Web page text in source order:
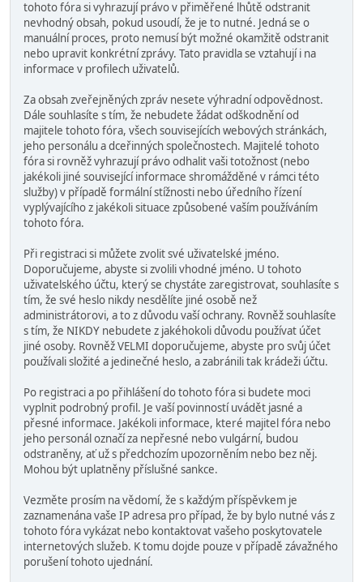
tohoto fóra si vyhrazují právo v přiměřené lhůtě odstranit
nevhodný obsah, pokud usoudí, že je to nutné. Jedná se o
manuální proces, proto nemusí být možné okamžitě odstranit
nebo upravit konkrétní zprávy. Tato pravidla se vztahují i na
informace v profilech uživatelů.
Za obsah zveřejněných zpráv nesete výhradní odpovědnost.
Dále souhlasíte s tím, že nebudete žádat odškodnění od
majitele tohoto fóra, všech souvisejících webových stránkách,
jeho personálu a dceřinných společnostech. Majitelé tohoto
fóra si rovněž vyhrazují právo odhalit vaši totožnost (nebo
jakékoli jiné související informace shromážděné v rámci této
služby) v případě formální stížnosti nebo úředního řízení
vyplývajícího z jakékoli situace způsobené vaším používáním
tohoto fóra.
Při registraci si můžete zvolit své uživatelské jméno.
Doporučujeme, abyste si zvolili vhodné jméno. U tohoto
uživatelského účtu, který se chystáte zaregistrovat, souhlasíte s
tím, že své heslo nikdy nesdělíte jiné osobě než
administrátorovi, a to z důvodu vaší ochrany. Rovněž souhlasíte
s tím, že NIKDY nebudete z jakéhokoli důvodu používat účet
jiné osoby. Rovněž VELMI doporučujeme, abyste pro svůj účet
používali složité a jedinečné heslo, a zabránili tak krádeži účtu.
Po registraci a po přihlášení do tohoto fóra si budete moci
vyplnit podrobný profil. Je vaší povinností uvádět jasné a
přesné informace. Jakékoli informace, které majitel fóra nebo
jeho personál označí za nepřesné nebo vulgární, budou
odstraněny, ať už s předchozím upozorněním nebo bez něj.
Mohou být uplatněny příslušné sankce.
Vezměte prosím na vědomí, že s každým příspěvkem je
zaznamenána vaše IP adresa pro případ, že by bylo nutné vás z
tohoto fóra vykázat nebo kontaktovat vašeho poskytovatele
internetových služeb. K tomu dojde pouze v případě závažného
porušení tohoto ujednání.